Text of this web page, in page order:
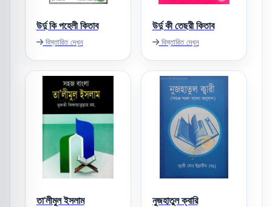
উর্দু কি পহেলী কিতাব
বিস্তারিত দেখুন
উর্দু কী তেছরী কিতাব
বিস্তারিত দেখুন
তা’লীমুল ইসলাম নুজহাতুল ক্বারি